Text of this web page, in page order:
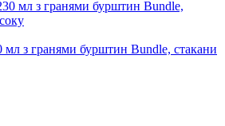
мл з гранями бурштин Bundle, стакани